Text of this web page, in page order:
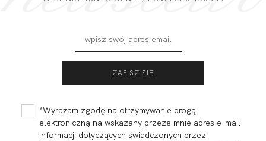
nam w tym pomoże!
197,99 138,59 zł
*Wyrażam zgodę na otrzymywanie drogą
elektroniczną na wskazany przeze mnie adres e-mail
informacji dotyczących świadczonych przez